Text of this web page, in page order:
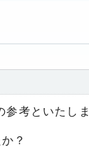
考といたしま
？